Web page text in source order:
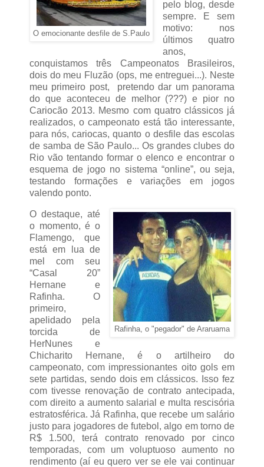
O emocionante desfile de S.Paulo
pelo blog, desde
sempre. E sem
motivo: nos
últimos quatro
anos,
conquistamos três Campeonatos Brasileiros,
dois do meu Fluzão (ops, me entreguei...). Neste
meu primeiro post, pretendo dar um panorama
do que aconteceu de melhor (???) e pior no
Cariocão 2013. Mesmo com quatro clássicos já
realizados, o campeonato está tão interessante,
para nós, cariocas, quanto o desfile das escolas
de samba de São Paulo... Os grandes clubes do
Rio vão tentando formar o elenco e encontrar o
esquema de jogo no sistema “online”, ou seja,
testando formações e variações em jogos
valendo ponto.
Rafinha, o "pegador" de Araruama
O destaque, até
o momento, é o
Flamengo, que
está em lua de
mel com seu
“Casal 20”
Hernane e
Rafinha. O
primeiro,
apelidado pela
torcida de
HerNunes e
Chicharito Hernane, é o artilheiro do
campeonato, com impressionantes oito gols em
sete partidas, sendo dois em clássicos. Isso fez
com tivesse renovação de contrato antecipada,
com direito a aumento salarial e multa rescisória
estratosférica. Já Rafinha, que recebe um salário
justo para jogadores de futebol, algo em torno de
R$ 1.500, terá contrato renovado por cinco
temporadas, com um voluptuoso aumento no
rendimento (aí eu quero ver se ele vai continuar